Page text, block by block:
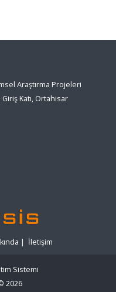
Araştırma Projeleri
Katı, Ortahisar
| İletişim
Sistemi
2026